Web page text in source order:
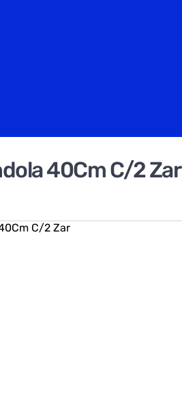
40Cm C/2 Zar